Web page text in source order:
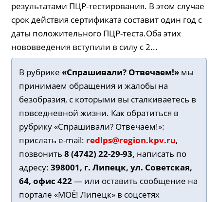
результатами ПЦР-тестирования. В этом случае
срок действия сертификата составит один год с
даты положительного ПЦР-теста.Оба этих
нововведения вступили в силу с 2...
В рубрике «Спрашивали? Отвечаем!» мы
принимаем обращения и жалобы на
безобразия, с которыми вы сталкиваетесь в
повседневной жизни. Как обратиться в
рубрику «Спрашивали? Отвечаем!»:
прислать e-mail: redlps@region.kpv.ru,
позвонить8 (4742) 22-29-93, написать по
адресу:398001, г. Липецк, ул. Советская,
64, офис 422— или оставить сообщение на
портале «МОЁ! Липецк» в соцсетях